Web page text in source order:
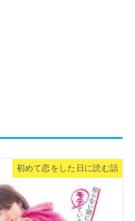
初めて恋をした日に読む話